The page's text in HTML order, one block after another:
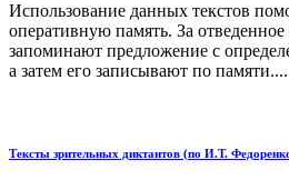
Использование данных текстов
оперативную память. За
запоминают предложение с
а затем его записывают по памяти....
Тексты зрительных диктантов (по И.Т.